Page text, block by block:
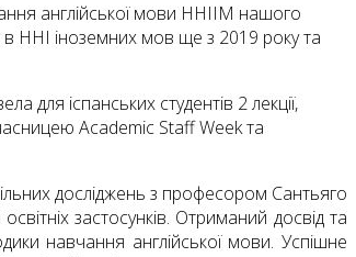
англійської мови ННІІМ нашого
в ННІ іноземних мов ще з 2019 року та
для іспанських студентів 2 лекції,
Academic Staff Week та
досліджень з професором Сантьяго
застосунків. Отриманий досвід та
навчання англійської мови. Успішне